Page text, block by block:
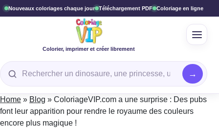
Nouveaux coloriages chaque jour Téléchargement PDF Coloriage en ligne
Colorier, imprimer et créer librement
Rechercher un coloriage
Home » Blog » ColoriageVIP.com a une surprise : Des pubs
font leur apparition pour rendre le royaume des couleurs
encore plus magique !